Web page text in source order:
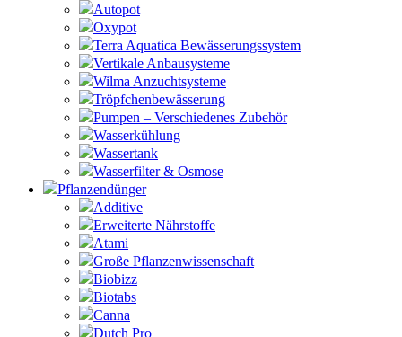
Autopot
Oxypot
Terra Aquatica Bewässerungssystem
Vertikale Anbausysteme
Wilma Anzuchtsysteme
Tröpfchenbewässerung
Pumpen – Verschiedenes Zubehör
Wasserkühlung
Wassertank
Wasserfilter & Osmose
Pflanzendünger
Additive
Erweiterte Nährstoffe
Atami
Große Pflanzenwissenschaft
Biobizz
Biotabs
Canna
Dutch Pro